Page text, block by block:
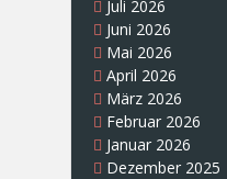
Juli 2026
Juni 2026
Mai 2026
April 2026
März 2026
Februar 2026
Januar 2026
Dezember 2025